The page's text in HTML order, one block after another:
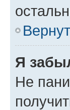
Я
Не